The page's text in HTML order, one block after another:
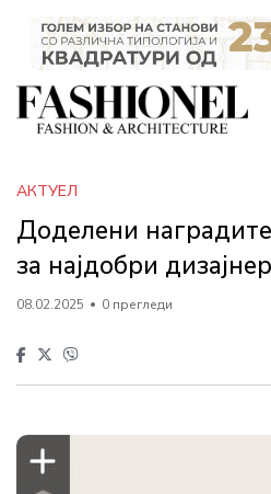
АКТУЕЛ
Доделени
за најдобри
08.02.2025 0 прегледи